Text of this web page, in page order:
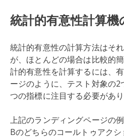
統計的有意性計算機
統計的有意性の計算方法はそ
が、ほとんどの場合は比較的
計的有意性を計算するには、
ージのように、テスト対象の
つの指標に注目する必要があり
上記のランディングページの
Bのどちらのコールトゥアク